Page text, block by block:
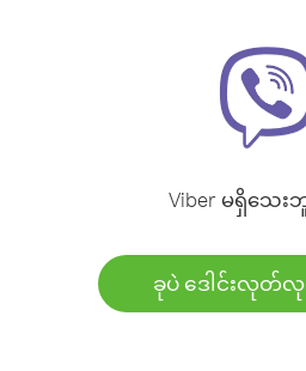
Viber မရှိသေး
ခုပဲ ဒေါင်းလုတ်